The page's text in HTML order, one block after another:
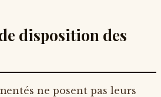
disposition des
ne posent pas leurs